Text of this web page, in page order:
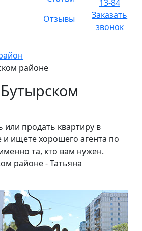
Отзывы
13-84
Заказать
звонок
районе
или продать квартиру в
ищете хорошего агента по
та, кто вам нужен.
районе - Татьяна